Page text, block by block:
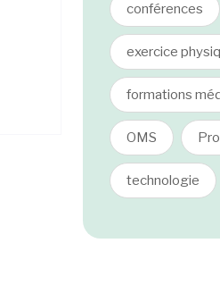
conférences
exercice
formations
OMS
technologie